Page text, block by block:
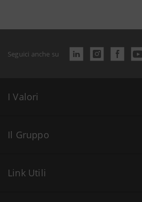
Seguici anche su
I Valori
Il Gruppo
Link Utili